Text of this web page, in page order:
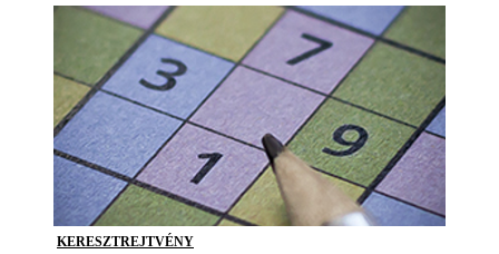
KERESZTREJTVÉNY